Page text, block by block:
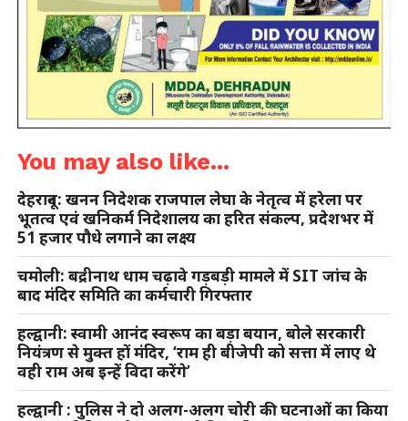
You may also like...
देहरादून: खनन निदेशक राजपाल लेघा के नेतृत्व में हरेला पर
भूतत्व एवं खनिकर्म निदेशालय का हरित संकल्प, प्रदेशभर में
51 हजार पौधे लगाने का लक्ष्य
चमोली: बद्रीनाथ धाम चढ़ावे गड़बड़ी मामले में SIT जांच के
बाद मंदिर समिति का कर्मचारी गिरफ्तार
हल्द्वानी: स्वामी आनंद स्वरूप का बड़ा बयान, बोले सरकारी
नियंत्रण से मुक्त हों मंदिर, ‘राम ही बीजेपी को सत्ता में लाए थे
वही राम अब इन्हें विदा करेंगे’
हल्द्वानी : पुलिस ने दो अलग-अलग चोरी की घटनाओं का किया